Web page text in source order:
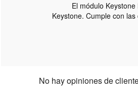
El módulo
Keystone. Cumple con
No hay opiniones de